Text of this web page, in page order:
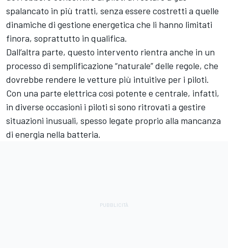
spalancato in più tratti, senza essere costretti a quelle
dinamiche di gestione energetica che li hanno limitati
finora, soprattutto in qualifica.
Dall’altra parte, questo intervento rientra anche in un
processo di semplificazione “naturale” delle regole, che
dovrebbe rendere le vetture più intuitive per i piloti.
Con una parte elettrica così potente e centrale, infatti,
in diverse occasioni i piloti si sono ritrovati a gestire
situazioni inusuali, spesso legate proprio alla mancanza
di energia nella batteria.